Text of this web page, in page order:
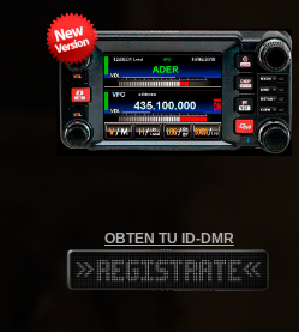
OBTEN TU ID-DMR